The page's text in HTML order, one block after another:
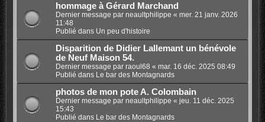
hommage à Gérard Marchand
Dernier message par neaultphilippe « mer. 21 janv. 2026
11:48
Publié dans Un peu d'histoire
Disparition de Didier Lallemant un bénévole
de Neuf Maison 54.
Dernier message par raoul68 « mar. 16 déc. 2025 08:49
Publié dans Le bar des Montagnards
photos de mon pote A. Colombain
Dernier message par neaultphilippe « jeu. 11 déc. 2025
15:43
Publié dans Le bar des Montagnards